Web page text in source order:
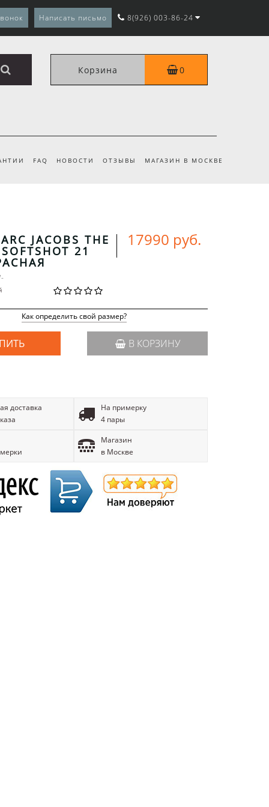
Написать письмо 8(926) 003-86-24
Корзина 0
FAQ НОВОСТИ ОТЗЫВЫ МАГАЗИН В МОСКВЕ
JACOBS THE
21
17990 руб.
Как определить свой размер?
В КОРЗИНУ
доставка
На примерку
4 пары
Магазин
в Москве